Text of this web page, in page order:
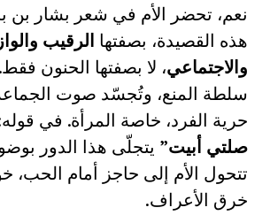
نعم، تحضر الأم في شعر بشار بن
هذه القصيدة، بصفتها الرقيب
والاجتماعي، لا بصفتها الحنون
سلطة المنع، وتُجسّد صوت
حرية الفرد، خاصة المرأة. في
صلتي أبيت” يتجلّى هذا الدور
تتحول الأم إلى حاجز أمام الحب،
خرق الأعراف.